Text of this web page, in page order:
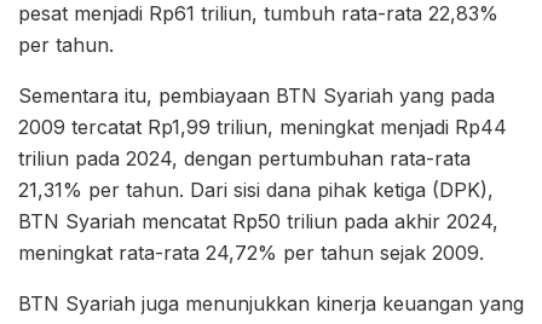
pesat menjadi Rp61 triliun, tumbuh rata-rata 22,83%
per tahun.
Sementara itu, pembiayaan BTN Syariah yang pada
2009 tercatat Rp1,99 triliun, meningkat menjadi Rp44
triliun pada 2024, dengan pertumbuhan rata-rata
21,31% per tahun. Dari sisi dana pihak ketiga (DPK),
BTN Syariah mencatat Rp50 triliun pada akhir 2024,
meningkat rata-rata 24,72% per tahun sejak 2009.
BTN Syariah juga menunjukkan kinerja keuangan yang